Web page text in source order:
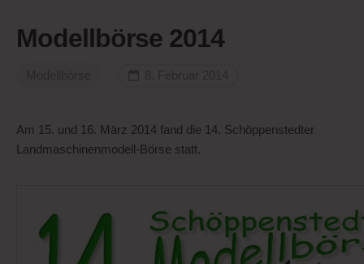
Modellbörse 2014
Am 15. und 16. März 2014 fand die 14. Schöppenstedter
Landmaschinenmodell-Börse statt.